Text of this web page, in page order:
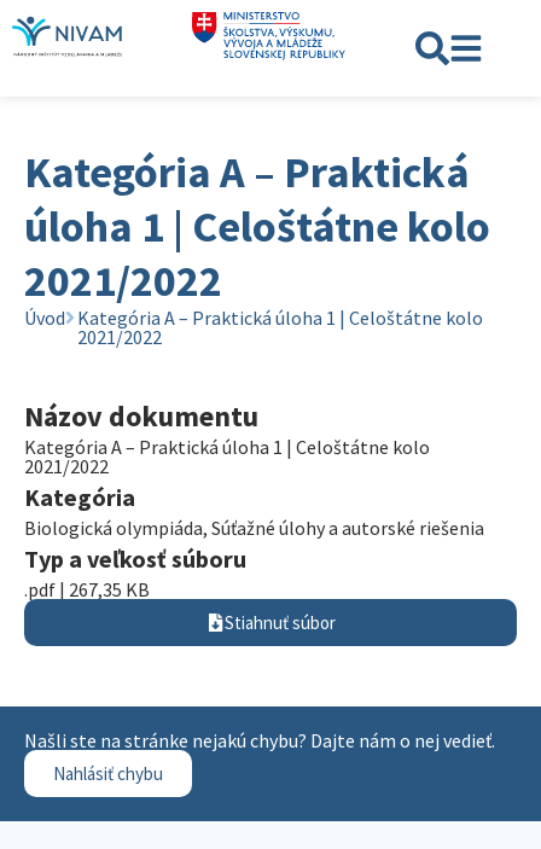
Kategória A – Praktická
úloha 1 | Celoštátne kolo
2021/2022
Úvod Kategória A – Praktická úloha 1 | Celoštátne kolo
2021/2022
Názov dokumentu
Kategória A – Praktická úloha 1 | Celoštátne kolo
2021/2022
Kategória
Biologická olympiáda, Súťažné úlohy a autorské riešenia
Typ a veľkosť súboru
.pdf | 267,35 KB
Stiahnuť súbor
Našli ste na stránke nejakú chybu? Dajte nám o nej vedieť.
Nahlásiť chybu